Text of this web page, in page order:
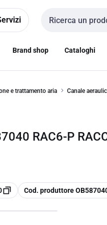
Cerca input
Brand shop Cataloghi
e trattamento aria Canale
RAC6-P
copia
Cod. produttore